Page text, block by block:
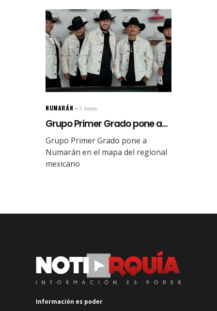
NUMARÁN 5 meses.
Grupo Primer Grado pone a...
Grupo Primer Grado pone a
Numarán en el mapa del regional
mexicano
Información es poder